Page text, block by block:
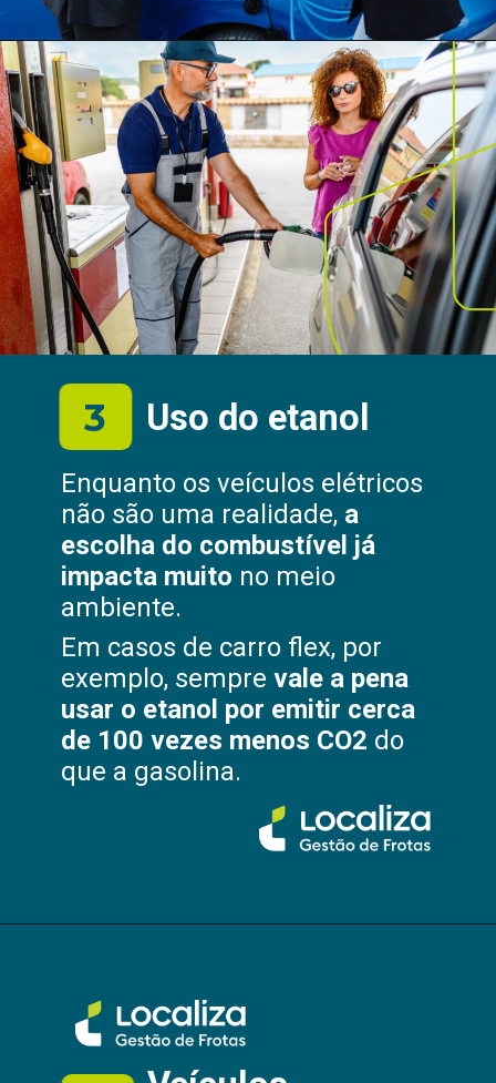
Uso do etanol
3
Enquanto os veículos elétricos
não são uma realidade, a
escolha do combustível já
impacta muito no meio
ambiente.
Em casos de carro flex, por
exemplo, semprevale a pena
usar o etanol por emitir cerca
de 100 vezes menos CO2 do
que a gasolina.